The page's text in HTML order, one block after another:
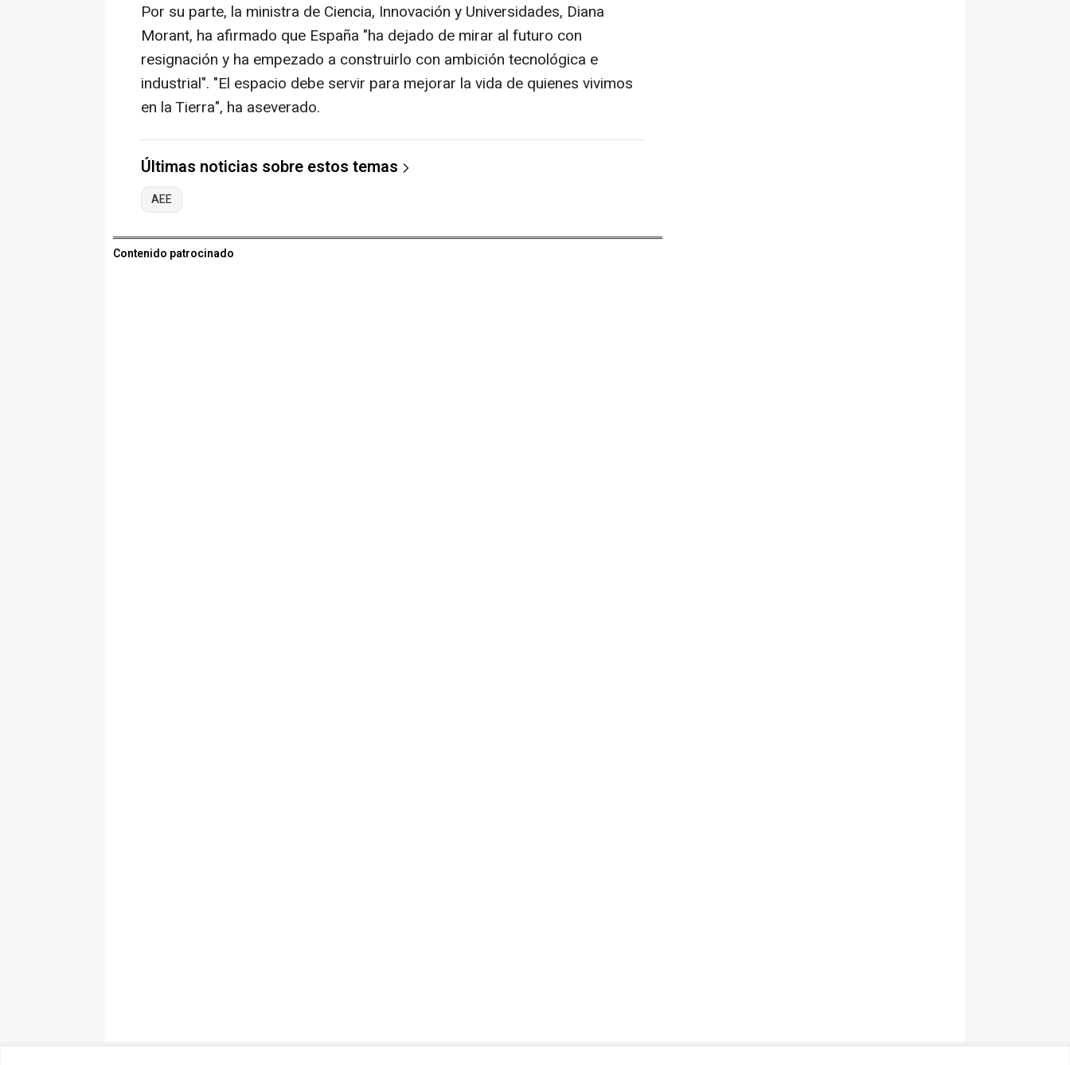
Por su parte, la ministra de Ciencia, Innovación y Universidades, Diana
Morant, ha afirmado que España "ha dejado de mirar al futuro con
resignación y ha empezado a construirlo con ambición tecnológica e
industrial". "El espacio debe servir para mejorar la vida de quienes vivimos
en la Tierra", ha aseverado.
Últimas noticias sobre estos temas
AEE
Contenido patrocinado